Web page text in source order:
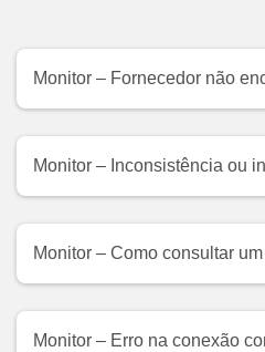
Monitor – Fornecedor não
Monitor – Inconsistência ou
Monitor – Como consultar
Monitor – Erro na conexão